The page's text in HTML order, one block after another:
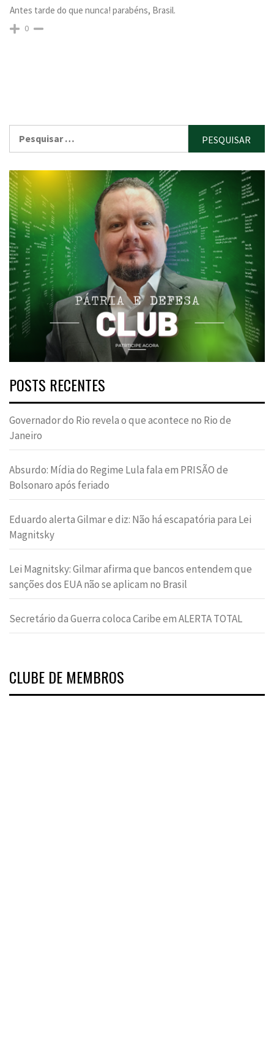
Antes tarde do que nunca! parabéns, Brasil.
0
por:
POSTS RECENTES
Governador do Rio revela o que acontece no Rio de
Janeiro
Absurdo: Mídia do Regime Lula fala em PRISÃO de
Bolsonaro após feriado
Eduardo alerta Gilmar e diz: Não há escapatória para Lei
Magnitsky
Lei Magnitsky: Gilmar afirma que bancos entendem que
sanções dos EUA não se aplicam no Brasil
Secretário da Guerra coloca Caribe em ALERTA TOTAL
CLUBE DE MEMBROS